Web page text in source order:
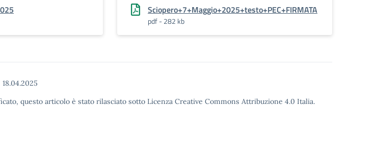
Sciopero+7+Maggio+2025+testo+PEC+FIRMATA
pdf - 282 kb
18.04.2025
questo articolo è stato rilasciato sotto Licenza Creative Commons Attribuzione 4.0 Italia.